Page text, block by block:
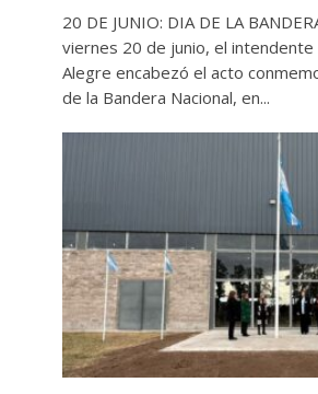
20 DE JUNIO: DIA DE LA
viernes 20 de junio, el
Alegre encabezó el acto
de la Bandera Nacional, en...